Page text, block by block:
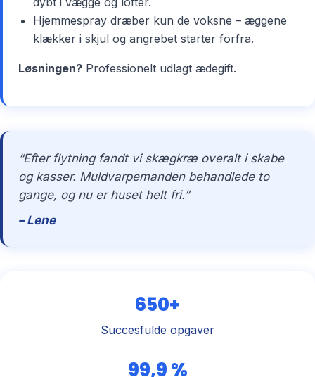
Hjemmespray dræber kun de voksne – æggene
klækker i skjul og angrebet starter forfra.
Løsningen? Professionelt udlagt ædegift.
“Efter flytning fandt vi skægkræ overalt i skabe
og kasser. Muldvarpemanden behandlede to
gange, og nu er huset helt fri.”
– Lene
650+
Succesfulde opgaver
99,9 %